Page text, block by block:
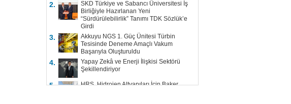
2.
SKD Türkiye ve Sabancı Üniversitesi İş
Birliğiyle Hazırlanan Yeni
“Sürdürülebilirlik” Tanımı TDK Sözlük’e
Girdi
3.
Akkuyu NGS 1. Güç Ünitesi Türbin
Tesisinde Deneme Amaçlı Vakum
Başarıyla Oluşturuldu
4.
Yapay Zekâ ve Enerji İlişkisi Sektörü
Şekillendiriyor
5.
HRS, Hidrojen Altyapıları İçin Baker